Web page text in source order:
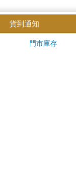
請您操作ATM! 如接
聽從指示，以免受騙
貨到通知
門市庫存